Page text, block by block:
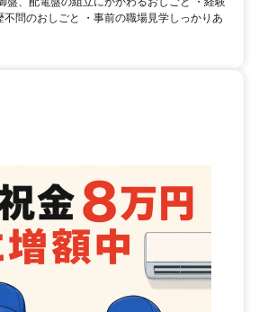
問のおしごと ・事前の職場見学しっかりあ